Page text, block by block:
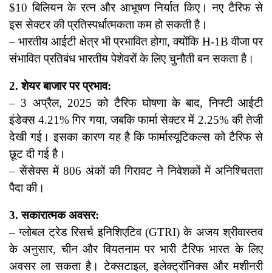
$10 बिलियन के रत्न और आभूषण निर्यात किए। नए टैरिफ से
इस सेक्टर की प्रतिस्पर्धात्मकता कम हो सकती है।
– भारतीय आईटी क्षेत्र भी प्रभावित होगा, क्योंकि H-1B वीजा पर
संभावित प्रतिबंध भारतीय पेशेवरों के लिए चुनौती बन सकता है।
2. शेयर बाजार पर प्रभाव:
– 3 अप्रैल, 2025 को टैरिफ घोषणा के बाद, निफ्टी आईटी
इंडेक्स 4.21% गिर गया, जबकि फार्मा सेक्टर में 2.25% की तेजी
देखी गई। इसका कारण यह है कि फार्मास्यूटिकल्स को टैरिफ से
छूट दी गई है।
– सेंसेक्स में 806 अंकों की गिरावट ने निवेशकों में अनिश्चितता
पैदा की।
3. सकारात्मक अवसर:
– ग्लोबल ट्रेड रिसर्च इनिशिएटिव (GTRI) के अजय श्रीवास्तव
के अनुसार, चीन और वियतनाम पर भारी टैरिफ भारत के लिए
अवसर ला सकता है। टेक्सटाइल, इलेक्ट्रॉनिक्स और मशीनरी